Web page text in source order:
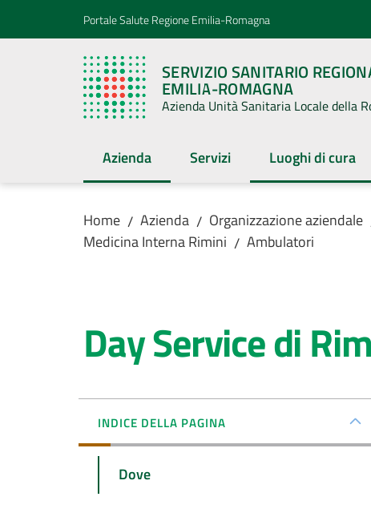
Vai al contenuto
Vai alla navigazionePortale Salute Regione Emilia-Romagna
SERVIZIO SANITARIO
EMILIA-ROMAGNA
Azienda Unità Sanitaria Locale della
Azienda
Menu selezionatoServizi Luoghi di cura
Menu selezionato
Home / Azienda / Organizzazione aziendale
Medicina Interna Rimini / Ambulatori
Day Service di
INDICE DELLA PAGINA
Dove